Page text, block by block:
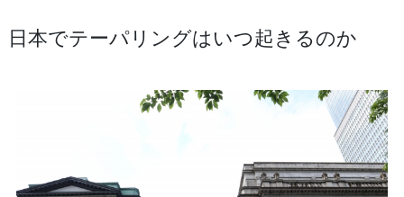
日本でテーパリングはいつ起きるのか